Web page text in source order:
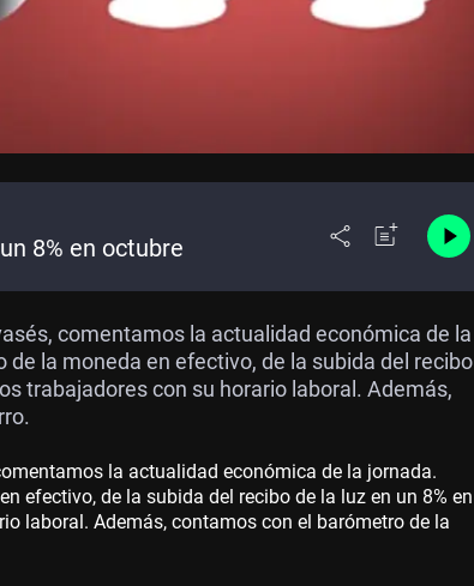
8% en octubre
comentamos la actualidad económica de la
la moneda en efectivo, de la subida del recibo
trabajadores con su horario laboral. Además,
la actualidad económica de la jornada.
efectivo, de la subida del recibo de la luz en un 8% en
laboral. Además, contamos con el barómetro de la